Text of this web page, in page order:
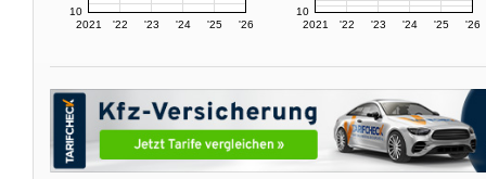
2021 '22 '23 '24 '25 '26
10
2021 '22 '23 '24 '25 '26
10